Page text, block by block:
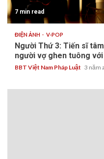
7 min read
ĐIỆN ẢNH V-POP
Người Thứ 3: Tiến sĩ
người vợ ghen tuông với
BBT Việt Nam Pháp Luật 3 năm